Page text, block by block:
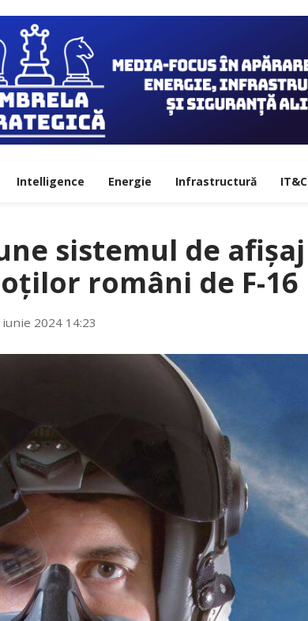
Intelligence Energie Infrastructură IT&C
sistemul de afișaj
români de F-16
iunie 2024 14:23